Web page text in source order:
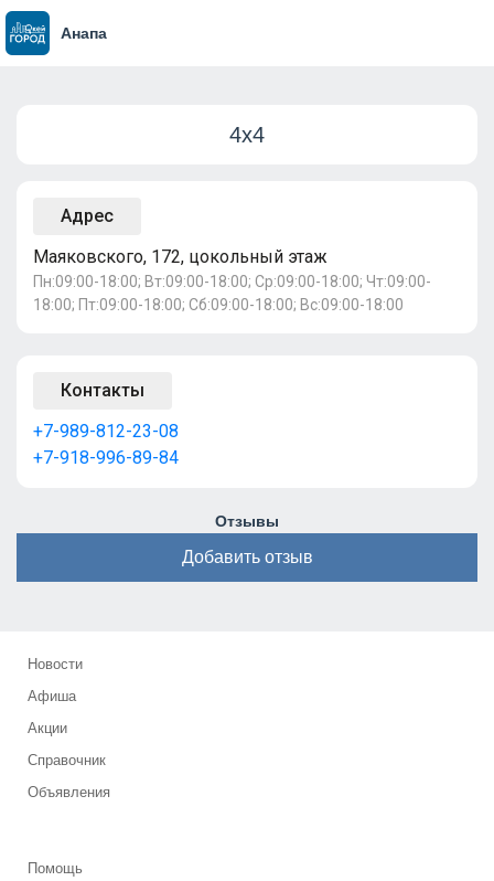
Анапа
4х4
Адрес
Маяковского, 172, цокольный этаж
Пн:09:00-18:00; Вт:09:00-18:00; Ср:09:00-18:00; Чт:09:00-
18:00; Пт:09:00-18:00; Сб:09:00-18:00; Вс:09:00-18:00
Контакты
+7-989-812-23-08
+7-918-996-89-84
Отзывы
Добавить отзыв
Новости
Афиша
Акции
Справочник
Объявления
Помощь